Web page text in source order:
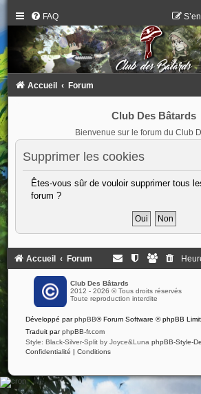
FAQ
Accueil Forum
Club Des Bâtards
Bienvenue sur le forum du Club
Supprimer les cookies
Êtes-vous sûr de vouloir supprimer tous
forum ?
Accueil Forum
Club Des Bâtards
2012 - 2026 © Tous droits réservés
Toute reproduction interdite
Développé parphpBB® Forum Software © phpBB
Traduit parphpBB-fr.com
Style: Black-Silver-Split by Joyce&Luna phpBB-Style-
Confidentialité | Conditions